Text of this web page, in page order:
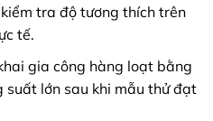
tra độ tương thích trên
tế.
gia công hàng loạt bằng
suất lớn sau khi mẫu thử đạt